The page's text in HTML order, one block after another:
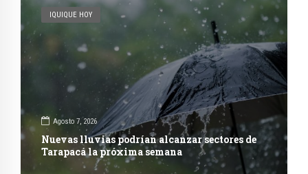
IQUIQUE HOY
Agosto 7, 2026
Nuevas lluvias podrían alcanzar sectores de
Tarapacá la próxima semana